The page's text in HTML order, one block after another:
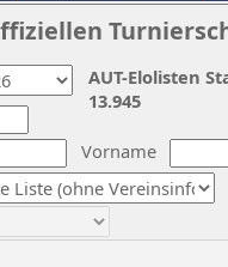
Vorname
AUT-Elolisten
13.945